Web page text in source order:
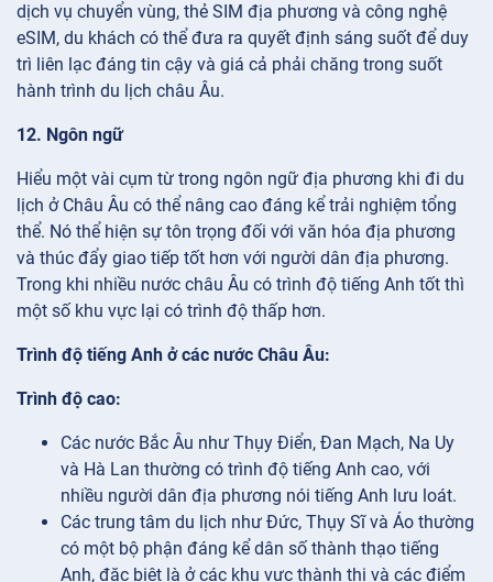
dịch vụ chuyển vùng, thẻ SIM địa phương và công nghệ
eSIM, du khách có thể đưa ra quyết định sáng suốt để duy
trì liên lạc đáng tin cậy và giá cả phải chăng trong suốt
hành trình du lịch châu Âu.
12. Ngôn ngữ
Hiểu một vài cụm từ trong ngôn ngữ địa phương khi đi du
lịch ở Châu Âu có thể nâng cao đáng kể trải nghiệm tổng
thể. Nó thể hiện sự tôn trọng đối với văn hóa địa phương
và thúc đẩy giao tiếp tốt hơn với người dân địa phương.
Trong khi nhiều nước châu Âu có trình độ tiếng Anh tốt thì
một số khu vực lại có trình độ thấp hơn.
Trình độ tiếng Anh ở các nước Châu Âu:
Trình độ cao:
Các nước Bắc Âu như Thụy Điển, Đan Mạch, Na Uy
và Hà Lan thường có trình độ tiếng Anh cao, với
nhiều người dân địa phương nói tiếng Anh lưu loát.
Các trung tâm du lịch như Đức, Thụy Sĩ và Áo thường
có một bộ phận đáng kể dân số thành thạo tiếng
Anh, đặc biệt là ở các khu vực thành thị và các điểm